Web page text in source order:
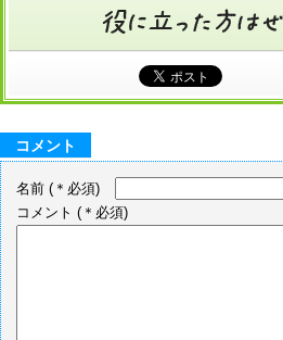
コメント
名前 (＊必須)
コメント (＊必須)